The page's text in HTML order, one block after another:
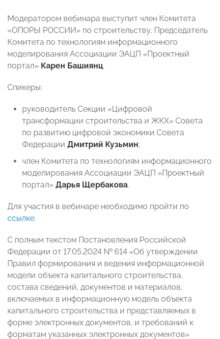
Модератором вебинара выступит член Комитета
«ОПОРЫ РОССИИ» по строительству, Председатель
Комитета по технологиям информационного
моделирования Ассоциации ЭАЦП «Проектный
портал» Карен Башиянц.
Спикеры:
руководитель Секции «Цифровой
трансформации строительства и ЖКХ» Совета
по развитию цифровой экономики Совета
Федерации Дмитрий Кузьмин;
член Комитета по технологиям информационного
моделирования Ассоциации ЭАЦП «Проектный
портал» Дарья Щербакова.
Для участия в вебинаре необходимо пройти по
ссылке.
С полным текстом Постановления Российской
Федерации от 17.05.2024 № 614 «Об утверждении
Правил формирования и ведения информационной
модели объекта капитального строительства,
состава сведений, документов и материалов,
включаемых в информационную модель объекта
капитального строительства и представляемых в
форме электронных документов, и требований к
форматам указанных электронных документов»